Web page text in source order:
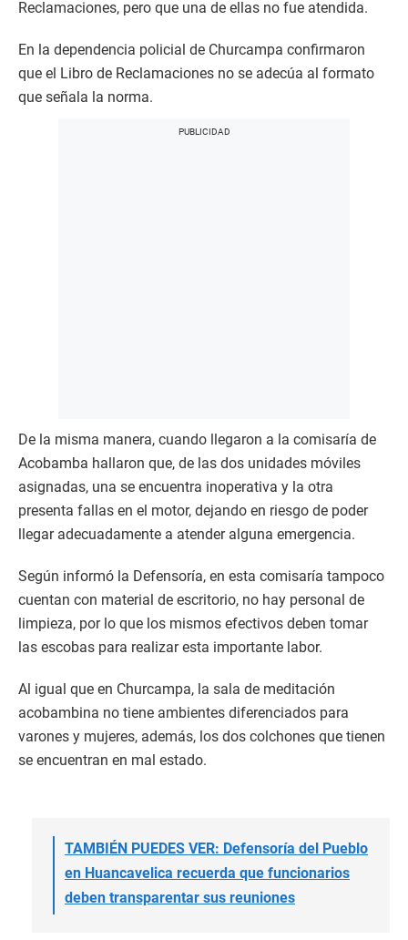
Reclamaciones, pero que una de ellas no fue atendida.
En la dependencia policial de Churcampa confirmaron
que el Libro de Reclamaciones no se adecúa al formato
que señala la norma.
De la misma manera, cuando llegaron a la comisaría de
Acobamba hallaron que, de las dos unidades móviles
asignadas, una se encuentra inoperativa y la otra
presenta fallas en el motor, dejando en riesgo de poder
llegar adecuadamente a atender alguna emergencia.
Según informó la Defensoría, en esta comisaría tampoco
cuentan con material de escritorio, no hay personal de
limpieza, por lo que los mismos efectivos deben tomar
las escobas para realizar esta importante labor.
Al igual que en Churcampa, la sala de meditación
acobambina no tiene ambientes diferenciados para
varones y mujeres, además, los dos colchones que tienen
se encuentran en mal estado.
TAMBIÉN PUEDES VER: Defensoría del Pueblo
en Huancavelica recuerda que funcionarios
deben transparentar sus reuniones